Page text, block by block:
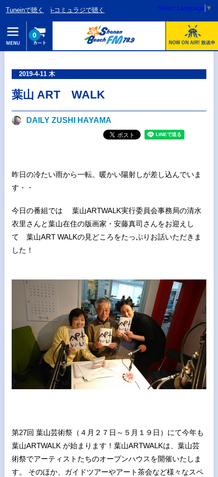
Tuneinで聴く i-コミュラジで聴く Select Language ▼
0
2019-4-11 木
葉山 ART WALK
DAILY ZUSHI HAYAMA
昨日の冷たい雨から一転。暖かい陽射しが差し込んでいま
す・・
今日の番組では 葉山ARTWALK実行委員会事務局の清水
衣里さんと葉山在住の版画家・安藤真司さんをお迎えし
て 葉山ART WALKの見どころをたっぷりお話いただきま
した！
第27回 葉山芸術祭（４月２７日～５月１９日）にて今年も
葉山ARTWALK が始まります！葉山ARTWALKは、葉山芸
術祭でアーティストたちのオープンハウスを開催いたしま
す。 そのほか、ガイドツアーやアート茶会など様々なスペ